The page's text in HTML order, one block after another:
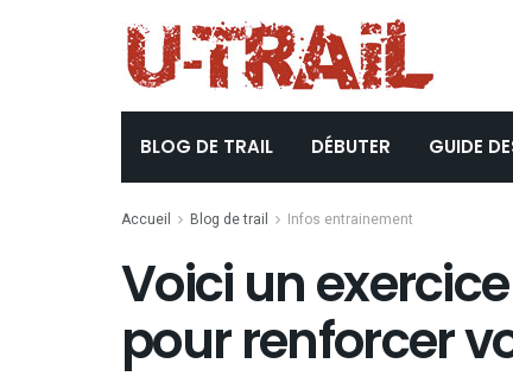
BLOG DE TRAIL DÉBUTER GUIDE
Accueil Blog de trail Infos entrainement
Voici un
pour renforcer